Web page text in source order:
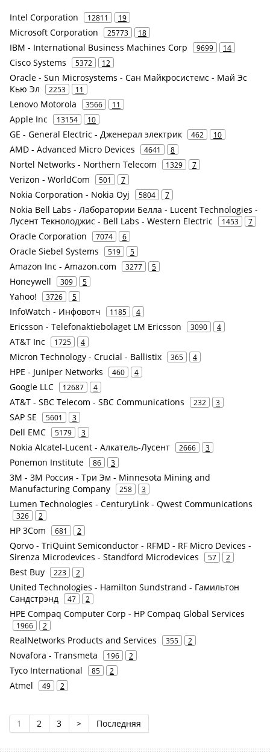
Intel Corporation 12811 19
Microsoft Corporation 25773 18
IBM - International Business Machines Corp 9699 14
Cisco Systems 5372 12
Oracle - Sun Microsystems - Сан Майкросистемс - Май Эс
Кью Эл
2253 11
Lenovo Motorola 3566 11
Apple Inc 13154 10
GE - General Electric - Дженерал электрик 462 10
AMD - Advanced Micro Devices 4641 8
Nortel Networks - Northern Telecom 1329 7
Verizon - WorldCom 501 7
Nokia Corporation - Nokia Oyj 5804 7
Nokia Bell Labs - Лаборатории Белла - Lucent Technologies -
Лусент Текнолоджис - Bell Labs - Western Electric
1453 7
Oracle Corporation 7074 6
Oracle Siebel Systems 519 5
Amazon Inc - Amazon.com 3277 5
Honeywell 309 5
Yahoo! 3726 5
InfoWatch - Инфовотч 1185 4
Ericsson - Telefonaktiebolaget LM Ericsson 3090 4
AT&T Inc 1725 4
Micron Technology - Crucial - Ballistix 365 4
HPE - Juniper Networks 460 4
Google LLC 12687 4
AT&T - SBC Telecom - SBC Communications 232 3
SAP SE 5601 3
Dell EMC 5179 3
Nokia Alcatel-Lucent - Алкатель-Лусент 2666 3
Ponemon Institute 86 3
3M - 3М Россия - Три Эм - Minnesota Mining and
Manufacturing Company
258 3
Lumen Technologies - CenturyLink - Qwest Communications
326 2
HP 3Com 681 2
Qorvo - TriQuint Semiconductor - RFMD - RF Micro Devices -
Sirenza Microdevices - Standford Microdevices
57 2
Best Buy 223 2
United Technologies - Hamilton Sundstrand - Гамильтон
Сандстрэнд
47 2
HPE Compaq Computer Corp - HP Compaq Global Services
1966 2
RealNetworks Products and Services 355 2
Novafora - Transmeta 196 2
Tyco International 85 2
Atmel 49 2
1 2 3 > Последняя